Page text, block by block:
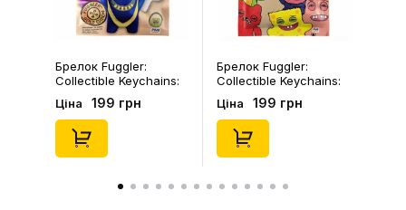
Брелок Fuggler:
Collectible Keychains:
Gold Edition: Series 3
(Blind Box: 1 з 24),
(11550)
Ціна 199 грн
Брелок Fuggler:
Collectible Keychains:
Series 2 (Blind Box: 1 з
46), (15475)
Ціна 199 грн